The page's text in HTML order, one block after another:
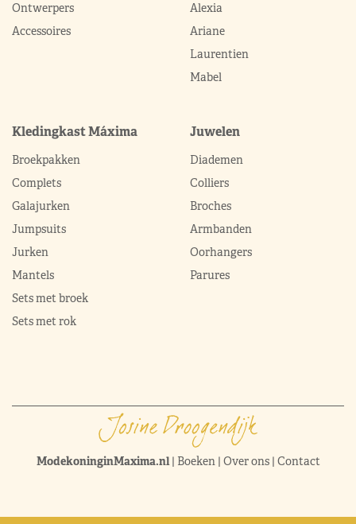
Ontwerpers
Accessoires
Alexia
Ariane
Laurentien
Mabel
Kledingkast Máxima
Broekpakken
Complets
Galajurken
Jumpsuits
Jurken
Mantels
Sets met broek
Sets met rok
Juwelen
Diademen
Colliers
Broches
Armbanden
Oorhangers
Parures
ModekoninginMaxima.nl| Boeken| Over ons| Contact